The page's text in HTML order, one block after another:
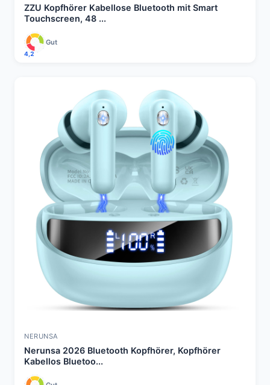
ZZU Kopfhörer Kabellose Bluetooth mit Smart
Touchscreen, 48 ...
4,2
Gut
NERUNSA
Nerunsa 2026 Bluetooth Kopfhörer, Kopfhörer
Kabellos Bluetoo...